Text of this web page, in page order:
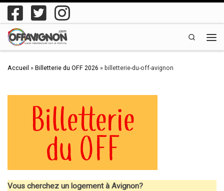
Passer au contenu
Search
Accueil » Billetterie du OFF 2026 » billetterie-du-off-avignon
Vous cherchez un logement à Avignon?